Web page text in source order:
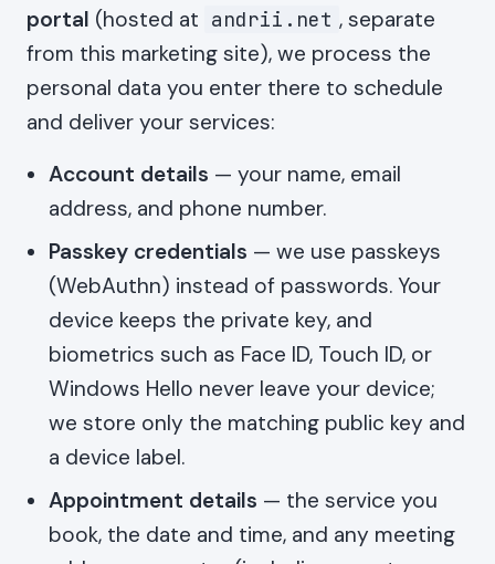
portal (hosted at andrii.net , separate
from this marketing site), we process the
personal data you enter there to schedule
and deliver your services:
Account details — your name, email
address, and phone number.
Passkey credentials — we use passkeys
(WebAuthn) instead of passwords. Your
device keeps the private key, and
biometrics such as Face ID, Touch ID, or
Windows Hello never leave your device;
we store only the matching public key and
a device label.
Appointment details — the service you
book, the date and time, and any meeting